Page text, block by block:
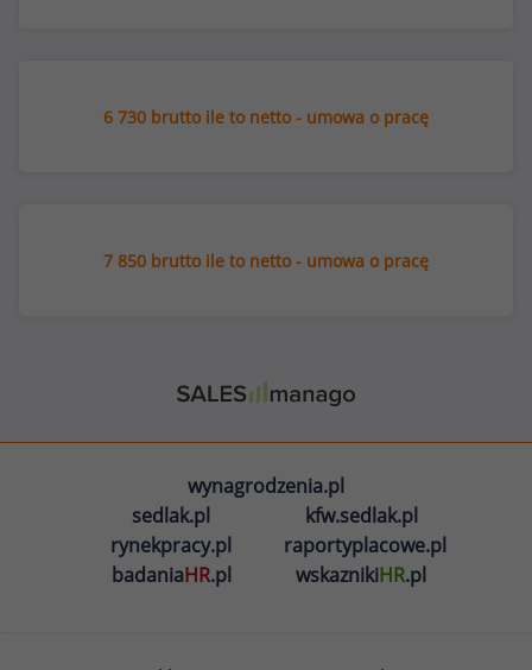
6 730 brutto ile to netto - umowa o pracę
7 850 brutto ile to netto - umowa o pracę
wynagrodzenia.pl
sedlak.pl
kfw.sedlak.pl
rynekpracy.pl
raportyplacowe.pl
badaniaHR.pl wskaznikiHR.pl